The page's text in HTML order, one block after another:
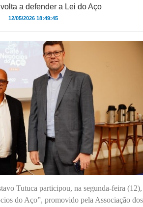
a defender a Lei do Aço
12/05/2026 18:49:45
Tutuca participou, na segunda-feira (12),
do Aço”, promovido pela Associação dos